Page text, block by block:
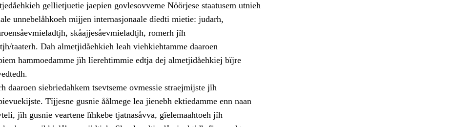
gellietjuetie jaepien govlesovveme Nöörjese staatusem utnieh
unnebelåhkoeh mijjen internasjonaale dïedti mietie: judarh,
skåajjesåevmieladtjh, romerh jïh
taaterh. Dah almetjidåehkieh leah viehkiehtamme daaroen
hammoedamme jïh lïerehtimmie edtja dej almetjidåehkiej bïjre
daaroen siebriedahkem tsevtseme ovmessie straejmijste jïh
Tïjjesne gusnie åålmege lea jienebh ektiedamme enn naan
jïh gusnie veartene lïhkebe tjatnasåvva, gïelemaahtoeh jïh